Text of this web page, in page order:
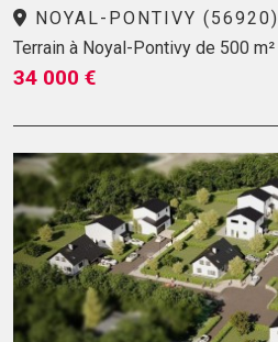
NOYAL-PONTIVY (56920)
Terrain à Noyal-Pontivy de 500 m²
34 000 €